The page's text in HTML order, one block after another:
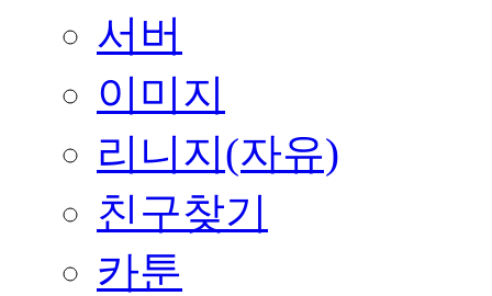
서버
이미지
리니지(자유)
친구찾기
카툰